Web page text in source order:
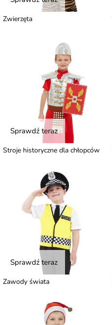
Zwierzęta
Sprawdź teraz
Stroje historyczne dla chłopców
Sprawdź teraz
Zawody świata